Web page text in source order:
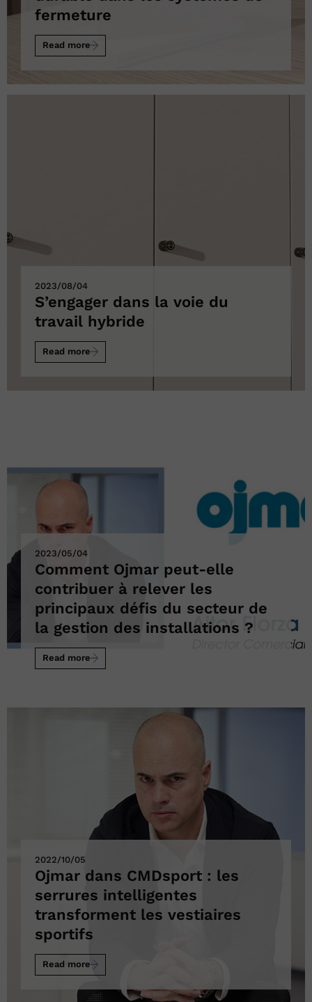
fermeture
Read more
2023/08/04
S’engager dans la voie du
travail hybride
Read more
2023/05/04
Comment Ojmar peut-elle
contribuer à relever les
principaux défis du secteur de
la gestion des installations ?
Read more
2022/10/05
Ojmar dans CMDsport : les
serrures intelligentes
transforment les vestiaires
sportifs
Read more